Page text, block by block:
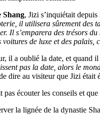
Shang, Jizi s’inquiétait
il utilisera sûrement des
Il s’emparera des trésors
de luxe et des
il a oublié la date, et quand
pas la date, alors le
dire au visiteur que Jizi était
écouter les conseils et
la lignée de la dynastie